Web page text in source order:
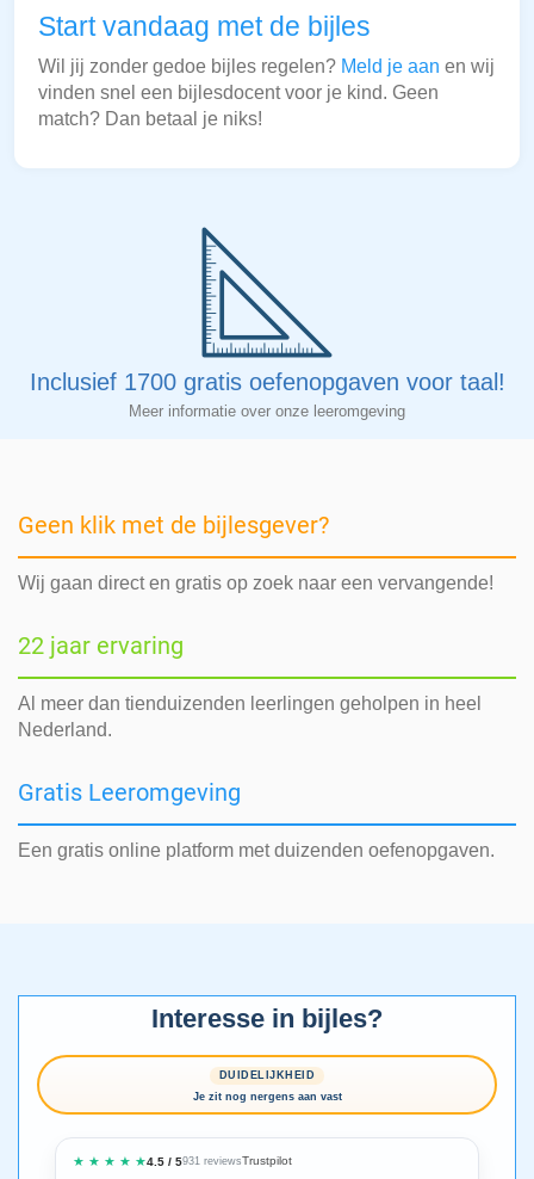
Start vandaag met de bijles
Wil jij zonder gedoe bijles regelen? Meld je aan en wij
vinden snel een bijlesdocent voor je kind. Geen
match? Dan betaal je niks!
Inclusief 1700 gratis oefenopgaven voor taal!
Meer informatie over onze leeromgeving
Geen klik met de bijlesgever?
Wij gaan direct en gratis op zoek naar een vervangende!
22 jaar ervaring
Al meer dan tienduizenden leerlingen geholpen in heel
Nederland.
Gratis Leeromgeving
Een gratis online platform met duizenden oefenopgaven.
Interesse in bijles?
DUIDELIJKHEID
Je zit nog nergens aan vast
★ ★ ★ ★ ★4.5 / 5931 reviewsTrustpilot